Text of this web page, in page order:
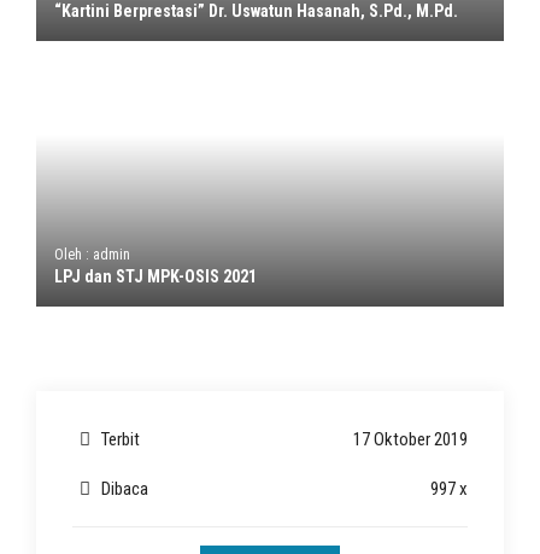
“Kartini Berprestasi” Dr. Uswatun Hasanah, S.Pd., M.Pd.
Oleh : admin
LPJ dan STJ MPK-OSIS 2021
Terbit 17 Oktober 2019
Dibaca 997 x